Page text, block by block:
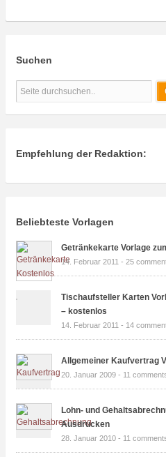
Suchen
Empfehlung der Redaktion:
Beliebteste Vorlagen
Getränkekarte Vorlage
14. Februar 2011 - 25
Tischaufsteller Karten
– kostenlos
14. Februar 2011 - 14
Allgemeiner Kaufvertrag
20. Januar 2009 - 11
Lohn- und
Ausdrucken
28. Januar 2010 - 11